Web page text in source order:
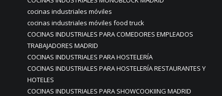
cocinas industriales móviles
cocinas industriales móviles food truck
COCINAS INDUSTRIALES PARA COMEDORES EMPLEADOS
TRABAJADORES MADRID
COCINAS INDUSTRIALES PARA HOSTELERÍA
COCINAS INDUSTRIALES PARA HOSTELERÍA RESTAURANTES Y
HOTELES
COCINAS INDUSTRIALES PARA SHOWCOOKIING MADRID